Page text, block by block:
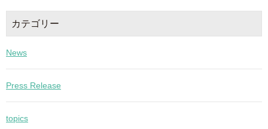
カテゴリー
News
Press Release
topics